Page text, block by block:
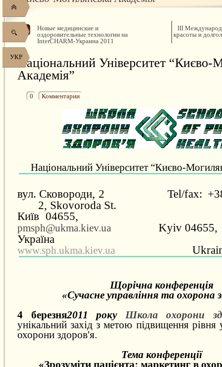
УКР
Новые медицинские и
оздоровительные технологии на
InterCHARM-Украина 2011
ІІІ
красоты и
Національний Університет “Києво-
Академія”
0 Комментарии
Національний Університет “Києво-
вул. Сковороди, 2Tel/fax:
2, Skovoroda St.
Київ
pmsph@ukma.kiev.ua Kyiv 04655,
www.sph.ukma.kiev.ua
Щорічна конференція
«Сучасне управління та охорона
4 березня2011 року Школа охорони
унікальний захід з метою підвищення рівня
охорони здоров'я.
Тема конференції
«Зрозуміти пацієнта: маркетинг в